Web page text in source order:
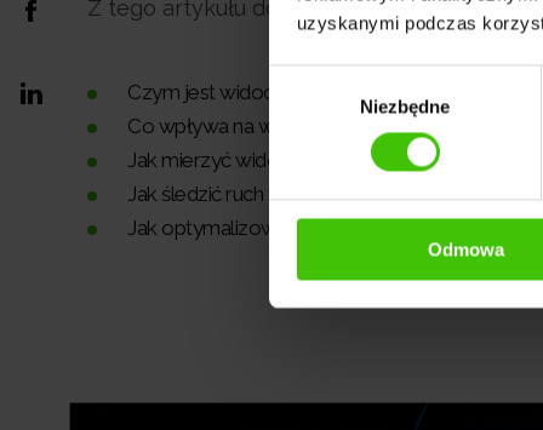
uzyskanymi podczas
Niezbędne
Odmowa
Z tego artykułu dowiesz się:
Czym jest widoczność w modelach AI,
Co wpływa na widoczność w AI,
Jak mierzyć widoczność w ChatGPT i innych
Jak śledzić ruch w wynikach AI,
Jak optymalizować widoczność AI.